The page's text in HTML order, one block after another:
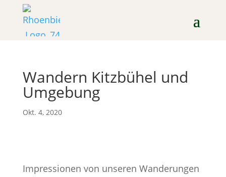
Wandern Kitzbühel und
Umgebung
Okt. 4, 2020
Impressionen von unseren Wanderungen